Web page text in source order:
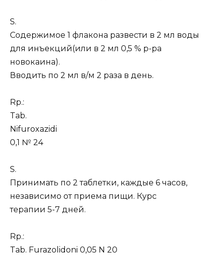
S.
Содержимое 1 флакона развести в 2 мл воды
для инъекций(или в 2 мл 0,5 % р-ра
новокаина).
Вводить по 2 мл в/м 2 раза в день.
Rp.:
Tab.
Nifuroxazidi
0,1 № 24
S.
Принимать по 2 таблетки, каждые 6 часов,
независимо от приема пищи. Курс
терапии 5-7 дней.
Rp.:
Tab. Furazolidoni 0,05 N 20